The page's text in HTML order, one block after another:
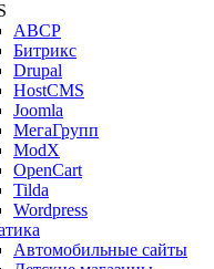
ABCP
Битрикс
Drupal
HostCMS
Joomla
МегаГрупп
ModX
OpenCart
Tilda
Wordpress
Автомобильные сайты